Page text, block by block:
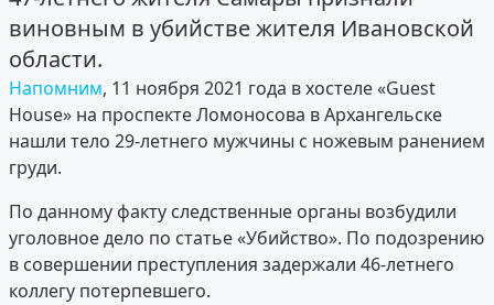
виновным в убийстве жителя Ивановской
области.
Напомним, 11 ноября 2021 года в хостеле «Guest
House» на проспекте Ломоносова в Архангельске
нашли тело 29-летнего мужчины с ножевым ранением
груди.
По данному факту следственные органы возбудили
уголовное дело по статье «Убийство». По подозрению
в совершении преступления задержали 46-летнего
коллегу потерпевшего.